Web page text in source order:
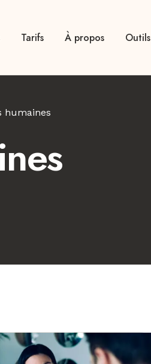
Tarifs À propos Outils
humaines